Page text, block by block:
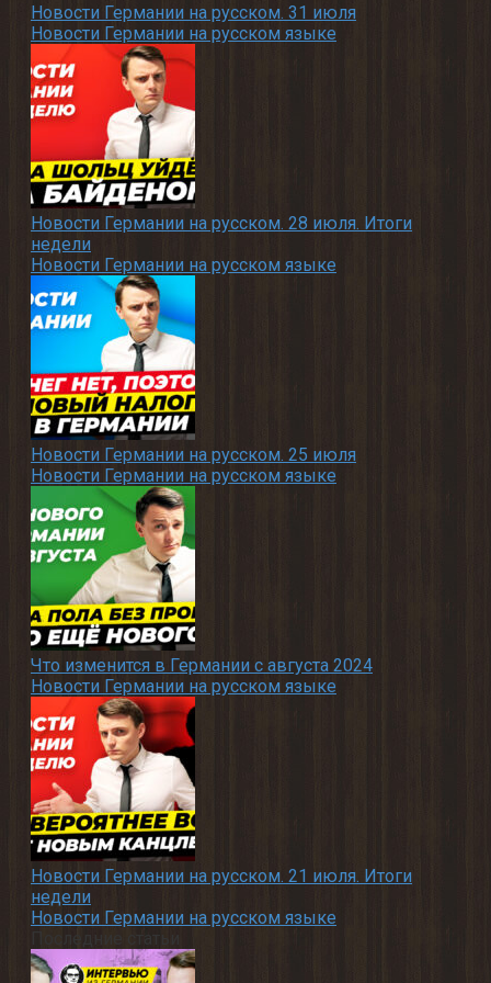
Новости Германии на русском. 31 июля
Новости Германии на русском языке
Новости Германии на русском. 28 июля. Итоги
недели
Новости Германии на русском языке
Новости Германии на русском. 25 июля
Новости Германии на русском языке
Что изменится в Германии с августа 2024
Новости Германии на русском языке
Новости Германии на русском. 21 июля. Итоги
недели
Новости Германии на русском языке